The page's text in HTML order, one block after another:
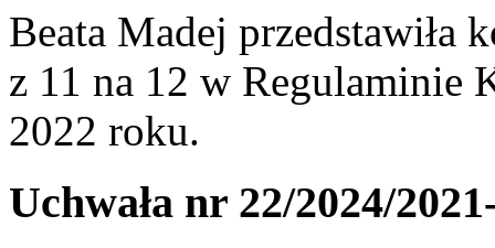
Beata Madej przedstawiła
z 11 na 12 w Regulaminie
2022 roku.
Uchwała nr 22/2024/